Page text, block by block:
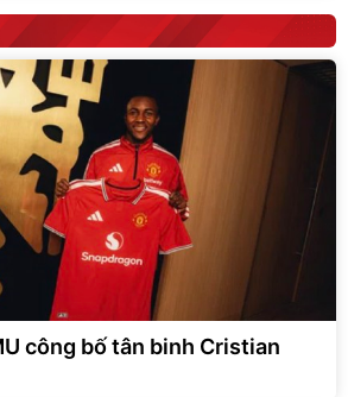
công bố tân binh Cristian